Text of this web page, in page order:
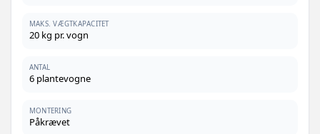
MAKS. VÆGTKAPACITET
20 kg pr. vogn
ANTAL
6 plantevogne
MONTERING
Påkrævet